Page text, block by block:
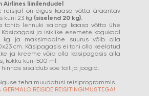
Airlines liinilendudel
reisijal on õigus kaasa võtta äraantav
kuni 23 kg (siselend 20 kg).
tohib lennuki salongi kaasa võtta ühe
Käsipagasi ja isiklike esemete kogukaal
ja maksimaalne suurus võib olla
cm. Käsipagasis ei tohi olla keelatud
ja kreeme võib olla käsipagasis alla
kokku kuni 500 ml.
hinnas sisaldub soe toit ja joogid.
teha muudatusi reisiprogrammis.
GERMALO REISIDE REISITINGIMUSTEGA!